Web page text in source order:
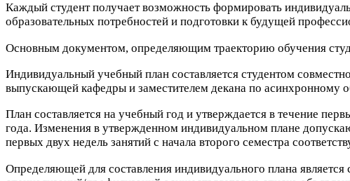
Каждый студент получает возможность формировать
образовательных потребностей и подготовки к будущей
Основным документом, определяющим траекторию обучения
Индивидуальный учебный план составляется студентом
выпускающей кафедры и заместителем декана по асинхронному
План составляется на учебный год и утверждается в течение
года. Изменения в утвержденном индивидуальном плане
первых двух недель занятий с начала второго семестра
Определяющей для составления индивидуального плана